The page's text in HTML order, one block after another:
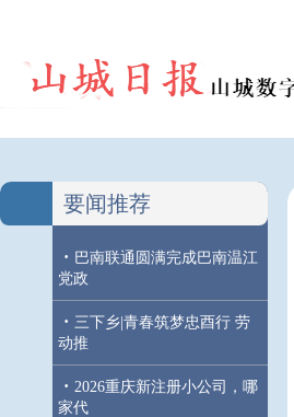
要闻推荐
· 巴南联通圆满完成巴南温江
党政
· 三下乡|青春筑梦忠酉行 劳
动推
· 2026重庆新注册小公司，哪
家代